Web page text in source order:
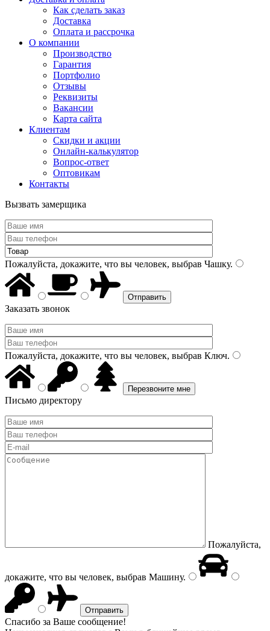
Как сделать заказ
Доставка
Оплата и рассрочка
О компании
Производство
Гарантия
Портфолио
Отзывы
Реквизиты
Вакансии
Карта сайта
Клиентам
Скидки и акции
Онлайн-калькулятор
Вопрос-ответ
Оптовикам
Контакты
Вызвать замерщика
Пожалуйста, докажите, что вы человек, выбрав Чашку.
Заказать звонок
Пожалуйста, докажите, что вы человек, выбрав Ключ.
Письмо директору
Пожалуйста,
докажите, что вы человек, выбрав Машину.
Спасибо за Ваше сообщение!